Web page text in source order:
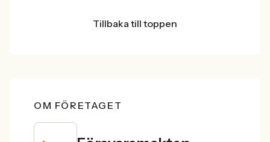
Tillbaka till toppen
OM FÖRETAGET